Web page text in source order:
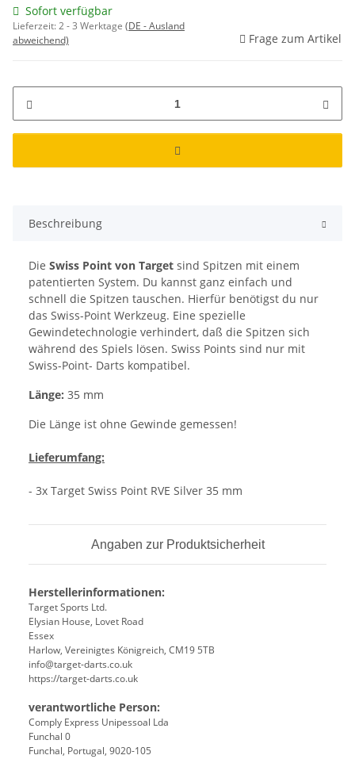
Sofort verfügbar
Lieferzeit:2 - 3 Werktage (DE - Ausland
abweichend)
Frage zum Artikel
Beschreibung
Die Swiss Point von Target sind Spitzen mit einem
patentierten System. Du kannst ganz einfach und
schnell die Spitzen tauschen. Hierfür benötigst du nur
das Swiss-Point Werkzeug. Eine spezielle
Gewindetechnologie verhindert, daß die Spitzen sich
während des Spiels lösen. Swiss Points sind nur mit
Swiss-Point- Darts kompatibel.
Länge: 35 mm
Die Länge ist ohne Gewinde gemessen!
Lieferumfang:
- 3x Target Swiss Point RVE Silver 35 mm
Angaben zur Produktsicherheit
Herstellerinformationen:
Target Sports Ltd.
Elysian House, Lovet Road
Essex
Harlow, Vereinigtes Königreich, CM19 5TB
info@target-darts.co.uk
https://target-darts.co.uk
verantwortliche Person:
Comply Express Unipessoal Lda
Funchal 0
Funchal, Portugal, 9020-105